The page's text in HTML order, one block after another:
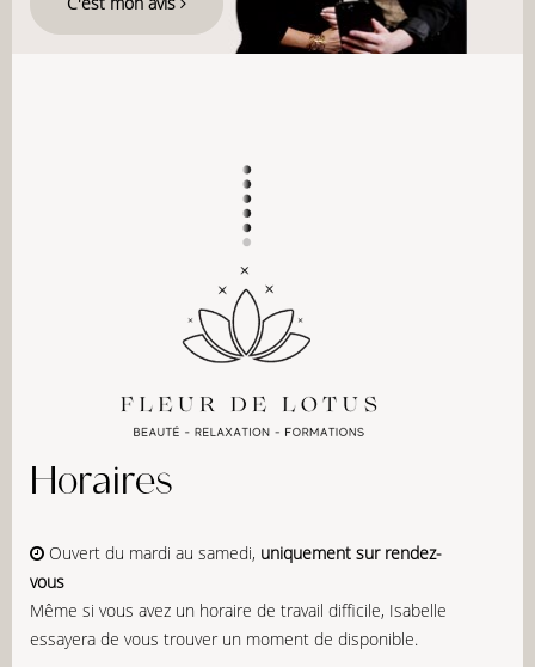
Horaires
Ouvert du mardi au samedi, uniquement sur rendez-
vous
Même si vous avez un horaire de travail difficile, Isabelle
essayera de vous trouver un moment de disponible.